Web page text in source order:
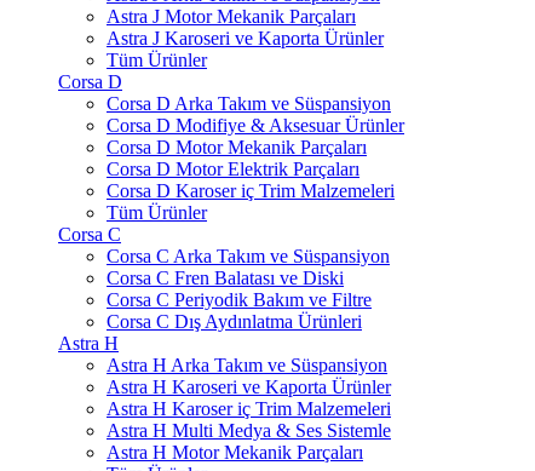
Astra J Motor Mekanik Parçaları
Astra J Karoseri ve Kaporta Ürünler
Tüm Ürünler
Corsa D
Corsa D Arka Takım ve Süspansiyon
Corsa D Modifiye & Aksesuar Ürünler
Corsa D Motor Mekanik Parçaları
Corsa D Motor Elektrik Parçaları
Corsa D Karoser iç Trim Malzemeleri
Tüm Ürünler
Corsa C
Corsa C Arka Takım ve Süspansiyon
Corsa C Fren Balatası ve Diski
Corsa C Periyodik Bakım ve Filtre
Corsa C Dış Aydınlatma Ürünleri
Astra H
Astra H Arka Takım ve Süspansiyon
Astra H Karoseri ve Kaporta Ürünler
Astra H Karoser iç Trim Malzemeleri
Astra H Multi Medya & Ses Sistemle
Astra H Motor Mekanik Parçaları